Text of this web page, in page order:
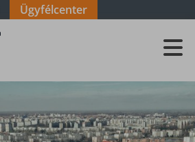
Ügyfélcenter